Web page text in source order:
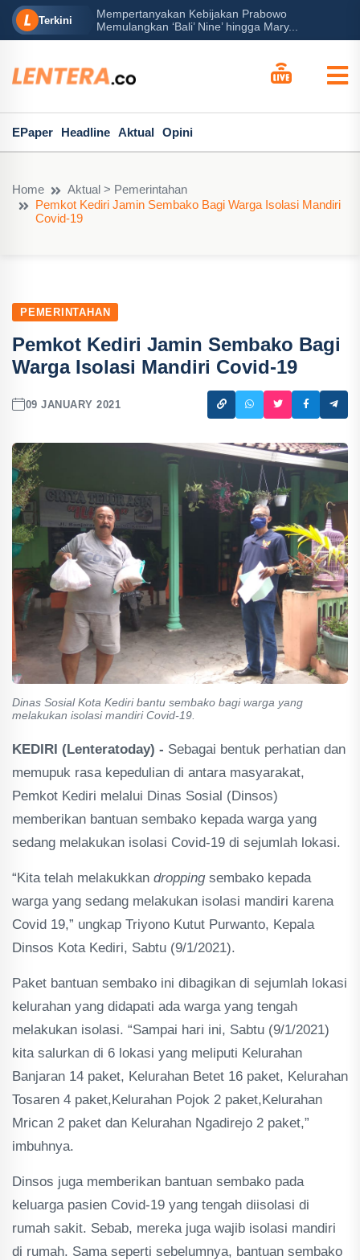
Terkini
Mempertanyakan Kebijakan Prabowo
Memulangkan ‘Bali’ Nine’ hingga Mary...
EPaper Headline Aktual Opini
Home
Aktual > Pemerintahan
Pemkot Kediri Jamin Sembako Bagi Warga Isolasi Mandiri
Covid-19
PEMERINTAHAN
Pemkot Kediri Jamin Sembako Bagi
Warga Isolasi Mandiri Covid-19
09 JANUARY 2021
Dinas Sosial Kota Kediri bantu sembako bagi warga yang
melakukan isolasi mandiri Covid-19.
KEDIRI (Lenteratoday) - Sebagai bentuk perhatian dan
memupuk rasa kepedulian di antara masyarakat,
Pemkot Kediri melalui Dinas Sosial (Dinsos)
memberikan bantuan sembako kepada warga yang
sedang melakukan isolasi Covid-19 di sejumlah lokasi.
“Kita telah melakukkan droppingsembako kepada
warga yang sedang melakukan isolasi mandiri karena
Covid 19,” ungkap Triyono Kutut Purwanto, Kepala
Dinsos Kota Kediri, Sabtu (9/1/2021).
Paket bantuan sembako ini dibagikan di sejumlah lokasi
kelurahan yang didapati ada warga yang tengah
melakukan isolasi. “Sampai hari ini, Sabtu (9/1/2021)
kita salurkan di 6 lokasi yang meliputi Kelurahan
Banjaran 14 paket, Kelurahan Betet 16 paket, Kelurahan
Tosaren 4 paket,Kelurahan Pojok 2 paket,Kelurahan
Mrican 2 paket dan Kelurahan Ngadirejo 2 paket,”
imbuhnya.
Dinsos juga memberikan bantuan sembako pada
keluarga pasien Covid-19 yang tengah diisolasi di
rumah sakit. Sebab, mereka juga wajib isolasi mandiri
di rumah. Sama seperti sebelumnya, bantuan sembako